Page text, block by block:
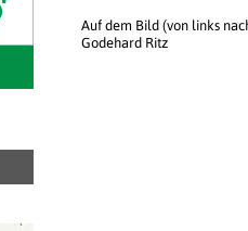
Auf dem Bild (von links
Godehard Ritz